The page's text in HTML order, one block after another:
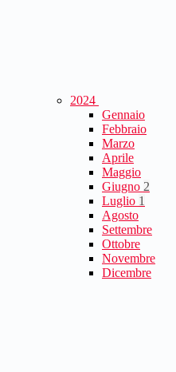
2024
Gennaio
Febbraio
Marzo
Aprile
Maggio
Giugno 2
Luglio 1
Agosto
Settembre
Ottobre
Novembre
Dicembre